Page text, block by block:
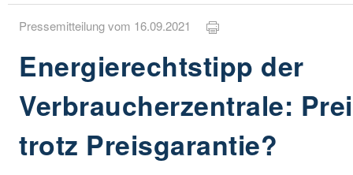
Pressemitteilung vom 16.09.2021
Energierechtstipp der
Verbraucherzentrale:
trotz Preisgarantie?